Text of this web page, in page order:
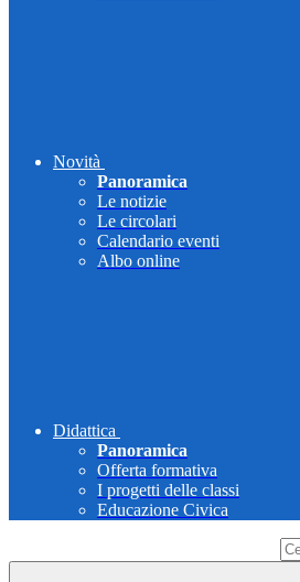
Novità
Panoramica
Le notizie
Le circolari
Calendario eventi
Albo online
Didattica
Panoramica
Offerta formativa
I progetti delle classi
Educazione Civica